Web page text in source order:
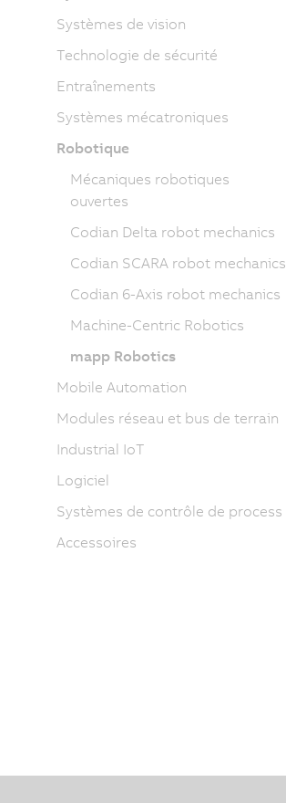
Systèmes de vision
Technologie de sécurité
Entraînements
Systèmes mécatroniques
Robotique
Mécaniques robotiques
ouvertes
Codian Delta robot mechanics
Codian SCARA robot mechanics
Codian 6-Axis robot mechanics
Machine-Centric Robotics
mapp Robotics
Mobile Automation
Modules réseau et bus de terrain
Industrial IoT
Logiciel
Systèmes de contrôle de process
Accessoires